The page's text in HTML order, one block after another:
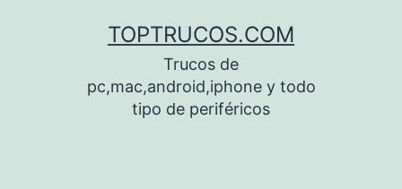
TOPTRUCOS.COM
Trucos de
pc,mac,android,iphone y todo
tipo de periféricos